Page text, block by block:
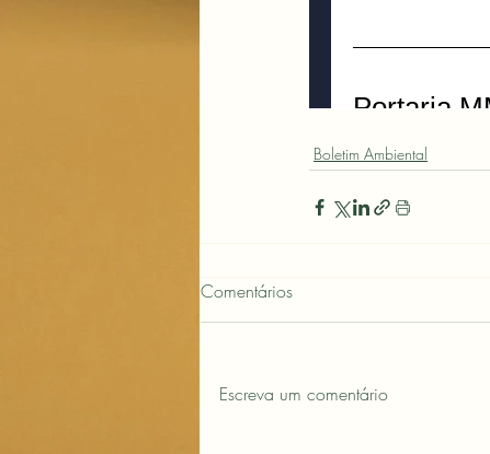
Boletim Ambiental
Comentários
Escreva um comentário